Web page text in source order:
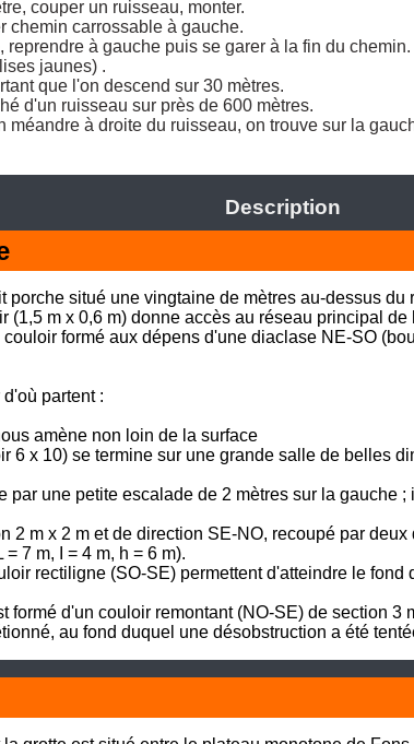
couper un ruisseau, monter.
chemin carrossable à gauche.
à gauche puis se garer à la fin du chemin.
jaunes) .
que l'on descend sur 30 mètres.
d'un ruisseau sur près de 600 mètres.
méandre à droite du ruisseau, on trouve sur la
Description
porche situé une vingtaine de mètres au-dessus du
(1,5 m x 0,6 m) donne accès au réseau principal de
formé aux dépens d'une diaclase NE-SO
partent :
amène non loin de la surface
6 x 10) se termine sur une grande salle de belles
par une petite escalade de 2 mètres sur la gauche
2 m x 2 m et de direction SE-NO, recoupé par
7 m, I = 4 m, h = 6 m).
rectiligne (SO-SE) permettent d'atteindre le fond
formé d'un couloir remontant (NO-SE) de section
au fond duquel une désobstruction a été